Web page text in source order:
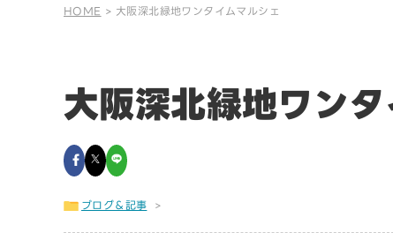
HOME > 大阪深北緑地ワンタイムマルシェ
大阪深北緑地ワン
ブログ＆記事 >